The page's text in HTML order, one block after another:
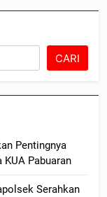
CARI
Pentingnya
Pabuaran
Serahkan